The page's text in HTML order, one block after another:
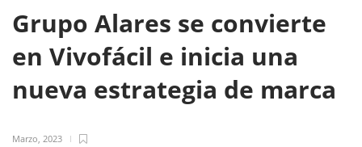
Grupo Alares se convierte
en Vivofácil e inicia una
nueva estrategia de marca
Marzo, 2023